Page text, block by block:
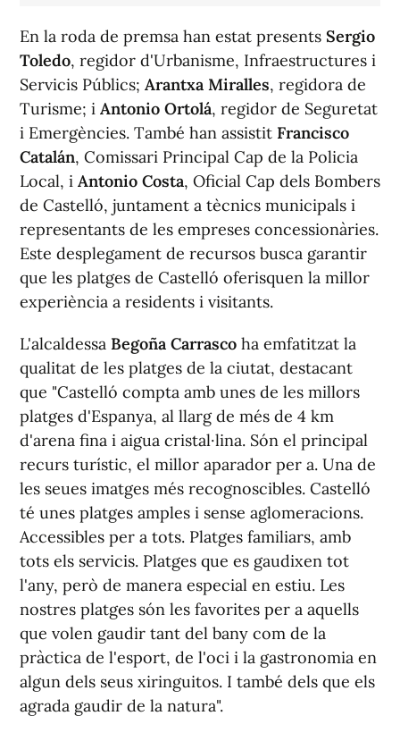
En la roda de premsa han estat presents Sergio
Toledo, regidor d'Urbanisme, Infraestructures i
Servicis Públics; Arantxa Miralles, regidora de
Turisme; i Antonio Ortolá, regidor de Seguretat
i Emergències. També han assistit Francisco
Catalán, Comissari Principal Cap de la Policia
Local, i Antonio Costa, Oficial Cap dels Bombers
de Castelló, juntament a tècnics municipals i
representants de les empreses concessionàries.
Este desplegament de recursos busca garantir
que les platges de Castelló oferisquen la millor
experiència a residents i visitants.
L'alcaldessa Begoña Carrasco ha emfatitzat la
qualitat de les platges de la ciutat, destacant
que "Castelló compta amb unes de les millors
platges d'Espanya, al llarg de més de 4 km
d'arena fina i aigua cristal·lina. Són el principal
recurs turístic, el millor aparador per a. Una de
les seues imatges més recognoscibles. Castelló
té unes platges amples i sense aglomeracions.
Accessibles per a tots. Platges familiars, amb
tots els servicis. Platges que es gaudixen tot
l'any, però de manera especial en estiu. Les
nostres platges són les favorites per a aquells
que volen gaudir tant del bany com de la
pràctica de l'esport, de l'oci i la gastronomia en
algun dels seus xiringuitos. I també dels que els
agrada gaudir de la natura".